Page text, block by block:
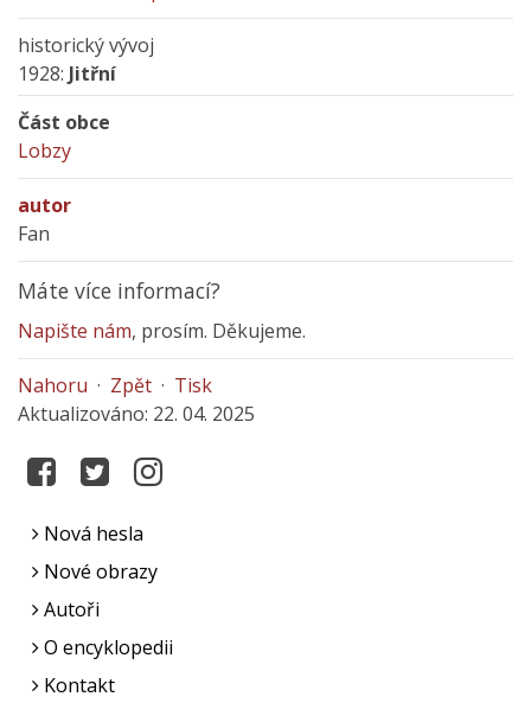
historický vývoj
1928: Jitřní
Část obce
Lobzy
autor
Fan
Máte více informací?
Napište nám, prosím. Děkujeme.
Nahoru · Zpět · Tisk
Aktualizováno: 22. 04. 2025
Nová hesla
Nové obrazy
Autoři
O encyklopedii
Kontakt